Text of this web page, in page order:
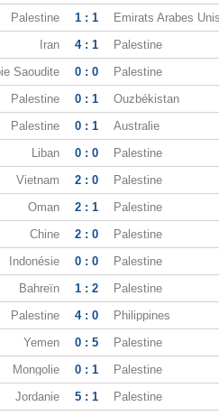
Palestine 1 : 1 Émirats Arabes Unis
Iran 4 : 1 Palestine
Saoudite 0 : 0 Palestine
Palestine 0 : 1 Ouzbékistan
Palestine 0 : 1 Australie
Liban 0 : 0 Palestine
Vietnam 2 : 0 Palestine
Oman 2 : 1 Palestine
Chine 2 : 0 Palestine
Indonésie 0 : 0 Palestine
Bahreïn 1 : 2 Palestine
Palestine 4 : 0 Philippines
Yemen 0 : 5 Palestine
Mongolie 0 : 1 Palestine
Jordanie 5 : 1 Palestine